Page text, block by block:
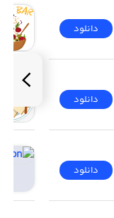
دانلود
دانلود
دانلود